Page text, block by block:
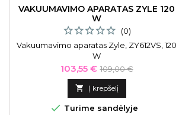
VAKUUMAVIMO APARATAS ZYLE 120
W
(0)
Vakuumavimo aparatas Zyle, ZY612VS, 120
W
Kaina
103,55 € Bazinė
kaina
109,00 €
 Į krepšelį
 Turime sandėlyje